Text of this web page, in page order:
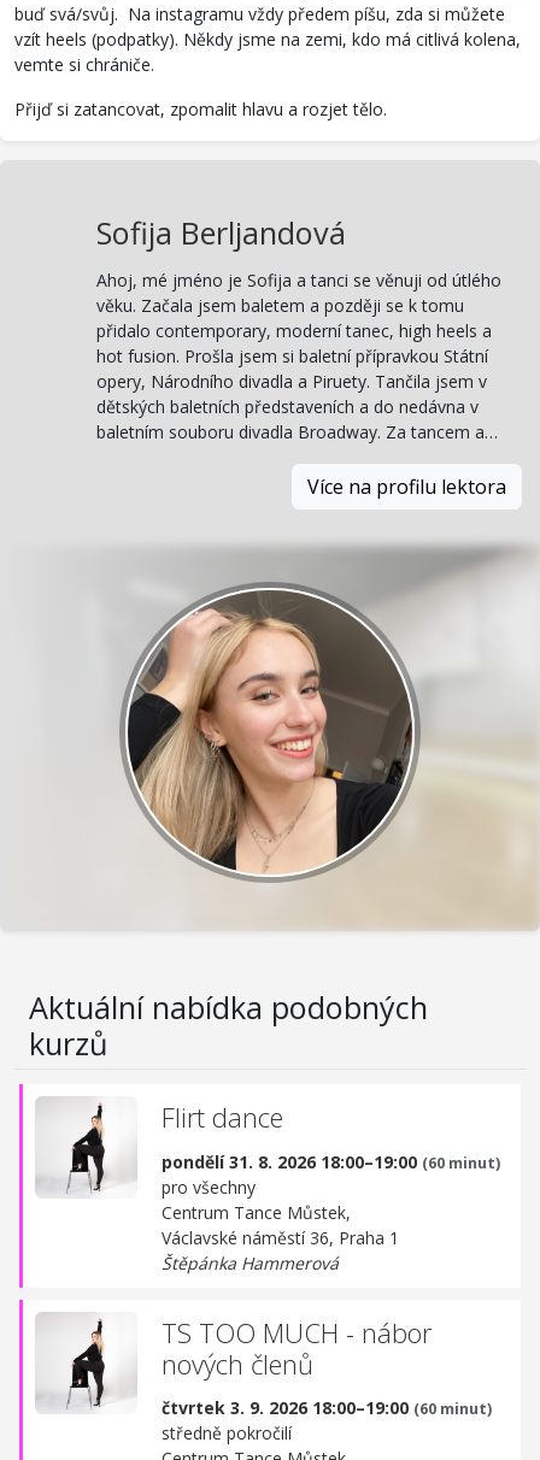
buď svá/svůj. Na instagramu vždy předem píšu, zda si můžete
vzít heels (podpatky). Někdy jsme na zemi, kdo má citlivá kolena,
vemte si chrániče.
Přijď si zatancovat, zpomalit hlavu a rozjet tělo.
Sofija Berljandová
Ahoj, mé jméno je Sofija a tanci se věnuji od útlého
věku. Začala jsem baletem a později se k tomu
přidalo contemporary, moderní tanec, high heels a
hot fusion. Prošla jsem si baletní přípravkou Státní
opery, Národního divadla a Piruety. Tančila jsem v
dětských baletních představeních a do nedávna v
baletním souboru divadla Broadway. Za tancem a…
Více na profilu lektora
Aktuální nabídka podobných
kurzů
Flirt dance
pondělí 31. 8. 2026 18:00–19:00 (60 minut)
pro všechny
Centrum Tance Můstek,
Václavské náměstí 36, Praha 1
Štěpánka Hammerová
TS TOO MUCH - nábor
nových členů
čtvrtek 3. 9. 2026 18:00–19:00 (60 minut)
středně pokročilí